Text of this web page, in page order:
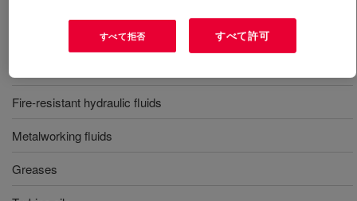
Industrial air compressor fluids
Fire-resistant hydraulic fluids
Metalworking fluids
Greases
すべて拒否 すべて許可